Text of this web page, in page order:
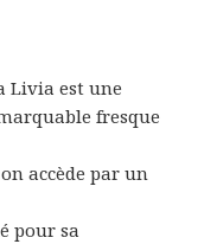
Livia est une
fresque
accède par un
pour sa